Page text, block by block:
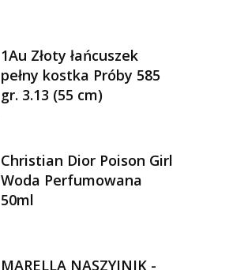
1Au Złoty łańcuszek
pełny kostka Próby 585
gr. 3.13 (55 cm)
Christian Dior Poison Girl
Woda Perfumowana
50ml
MARELLA NASZYJNIK -